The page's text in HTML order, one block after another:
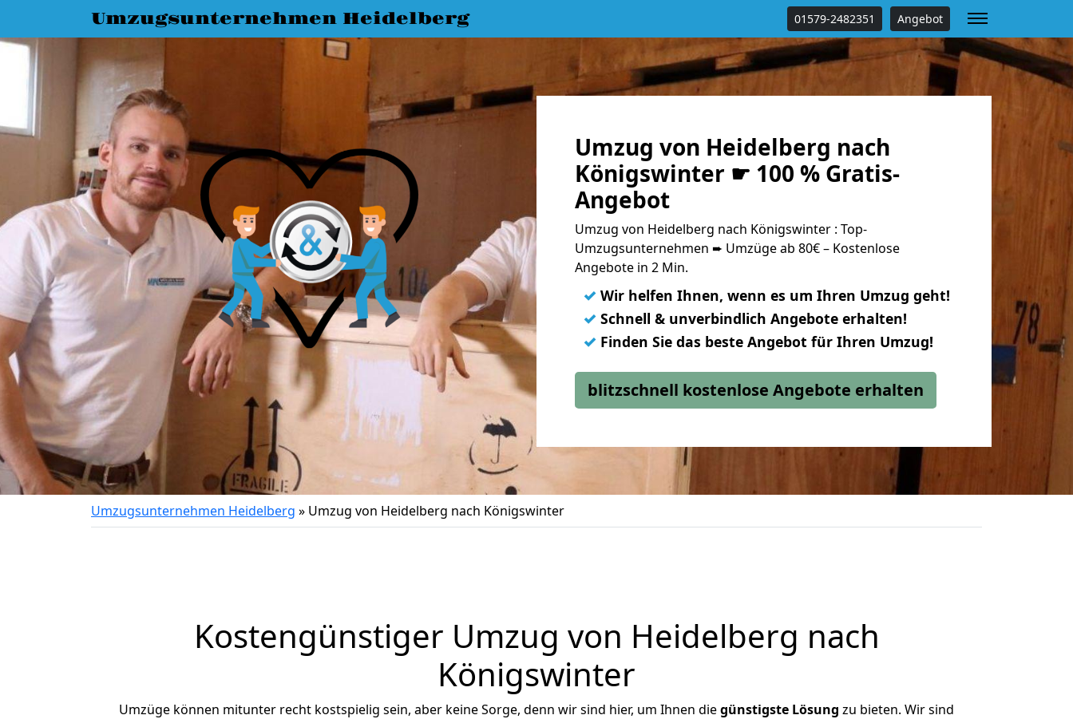
Umzugsunternehmen Heidelberg 01579-2482351 Angebot
Umzug von Heidelberg nach
Königswinter ☛ 100 % Gratis-
Angebot
Umzug von Heidelberg nach Königswinter : Top-
Umzugsunternehmen ➨ Umzüge ab 80€ – Kostenlose
Angebote in 2 Min.
✓ Wir helfen Ihnen, wenn es um Ihren Umzug geht!
✓ Schnell & unverbindlich Angebote erhalten!
✓ Finden Sie das beste Angebot für Ihren Umzug!
blitzschnell kostenlose Angebote erhalten
Umzugsunternehmen Heidelberg » Umzug von Heidelberg nach Königswinter
Kostengünstiger Umzug von Heidelberg nach
Königswinter
Umzüge können mitunter recht kostspielig sein, aber keine Sorge, denn wir sind hier, um Ihnen diegünstigste Lösung zu bieten. Wir sind